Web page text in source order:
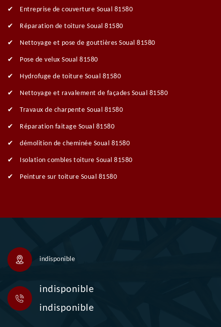
Entreprise de couverture Soual 81580
Réparation de toiture Soual 81580
Nettoyage et pose de gouttières Soual 81580
Pose de velux Soual 81580
Hydrofuge de toiture Soual 81580
Nettoyage et ravalement de façades Soual 81580
Travaux de charpente Soual 81580
Réparation faitage Soual 81580
démolition de cheminée Soual 81580
Isolation combles toiture Soual 81580
Peinture sur toiture Soual 81580
indisponible
indisponible
indisponible